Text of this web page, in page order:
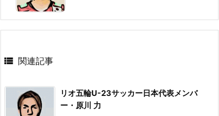
 関連記事
リオ五輪U-23サッカー日本代表メンバ
ー・原川 力